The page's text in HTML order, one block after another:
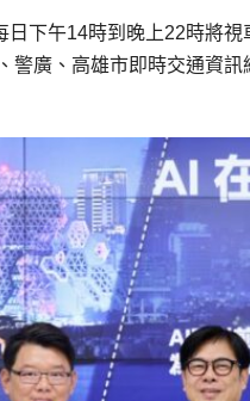
下午14時到晚上22時將
廣、高雄市即時交通資